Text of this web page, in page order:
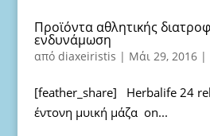
Προϊόντα αθλητικής
ενδυνάμωση
από diaxeiristis | Μάι 29, 2016|
[feather_share] Herbalife 24
έντονη μυική μάζα on...